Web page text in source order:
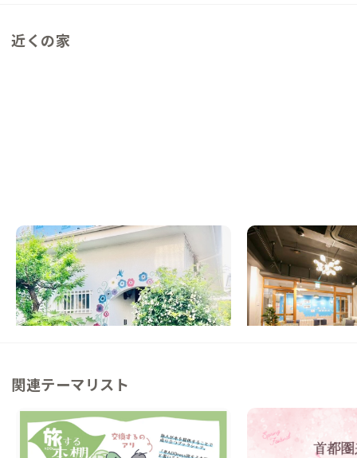
近くの家
古淵B邸
神奈川県 シェアハウス
【駅徒歩12分】YOGAやよもぎ蒸しを楽しめ
る癒しの家
この家からの距離 0km
青葉台A邸
神奈川県 シェアハウス
【駅徒歩9分】渋谷
のシェアハウス
この家からの距離 9km
関連テーマリスト